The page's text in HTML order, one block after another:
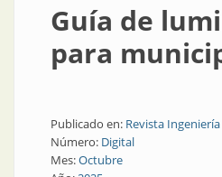
Guía de
para
Publicado en: Revista
Número: Digital
Mes:Octubre